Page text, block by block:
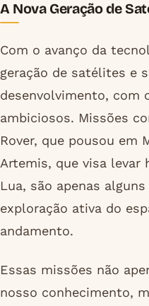
A Nova Geração de
Com o avanço da
geração de satélites e
desenvolvimento, com
ambiciosos. Missões
Rover, que pousou em
Artemis, que visa levar
Lua, são apenas
exploração ativa do
andamento.
Essas missões não
nosso conhecimento,